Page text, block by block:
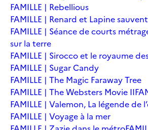
FAMILLE | Rebellious
FAMILLE | Renard et Lapine
FAMILLE | Séance de courts
sur la terre
FAMILLE | Sirocco et le royaume
FAMILLE | Sugar Candy
FAMILLE | The Magic Faraway Tree
FAMILLE | The Websters Movie II
FAMILLE | Valemon, La légende de
FAMILLE | Voyage à la mer